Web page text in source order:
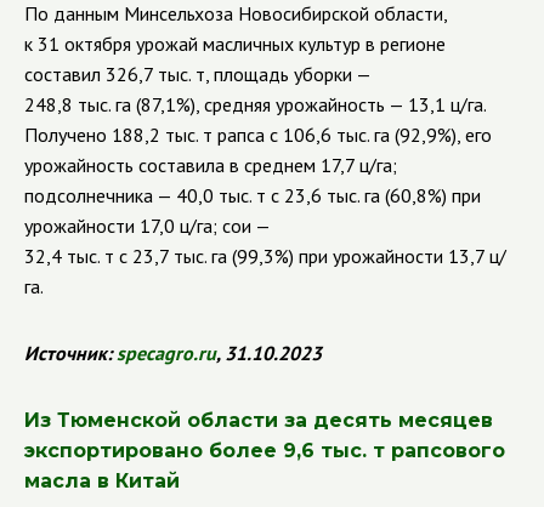
По данным Минсельхоза Новосибирской области,
к 31 октября урожай масличных культур в регионе
составил 326,7 тыс. т, площадь уборки —
248,8 тыс. га (87,1%), средняя урожайность — 13,1 ц/га.
Получено 188,2 тыс. т рапса с 106,6 тыс. га (92,9%), его
урожайность составила в среднем 17,7 ц/га;
подсолнечника — 40,0 тыс. т с 23,6 тыс. га (60,8%) при
урожайности 17,0 ц/га; сои —
32,4 тыс. т с 23,7 тыс. га (99,3%) при урожайности 13,7 ц/
га.
Источник:specagro.ru, 31.10.2023
Из Тюменской области за десять месяцев
экспортировано более 9,6 тыс. т рапсового
масла в Китай